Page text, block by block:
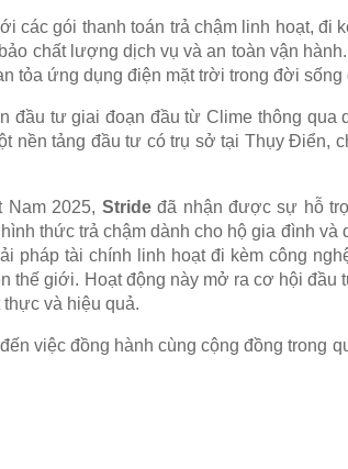
các gói thanh toán trả chậm linh hoạt, đi
chất lượng dịch vụ và an toàn vận hành.
tỏa ứng dụng điện mặt trời trong đời sống
đầu tư giai đoạn đầu từ Clime thông qua
nền tảng đầu tư có trụ sở tại Thụy
2025, Strideđã nhận được sự hỗ
thức trả chậm dành cho hộ gia đình
pháp tài chính linh hoạt đi kèm công
thế giới. Hoạt động này mở ra cơ hội
và hiệu quả.
việc đồng hành cùng cộng đồng trong